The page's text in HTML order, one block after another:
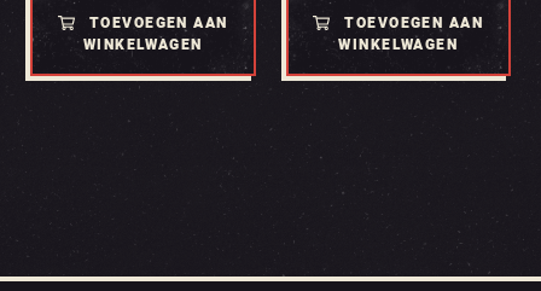
TOEVOEGEN AAN
WINKELWAGEN
TOEVOEGEN AAN
WINKELWAGEN